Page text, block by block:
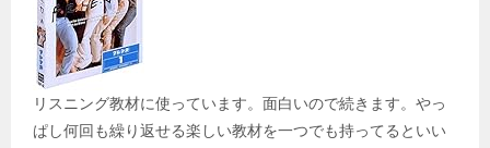
リスニング教材に使っています。面白いので続きます。やっ
ぱし何回も繰り返せる楽しい教材を一つでも持ってるといい